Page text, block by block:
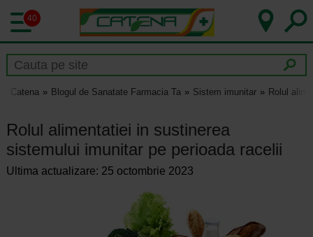
40
Catena Blogul de Sanatate Farmacia Ta Sistem imunitar Rolul
Rolul alimentatiei in sustinerea
sistemului imunitar pe perioada racelii
Ultima actualizare: 25 octombrie 2023